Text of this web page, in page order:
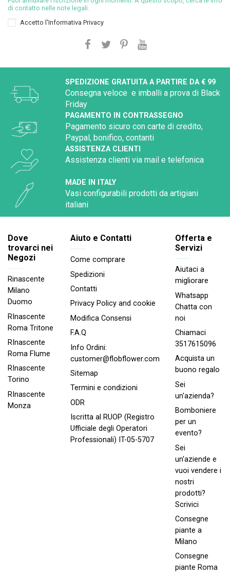
di contatto nelle note legali.
Accetto l'Informativa Privacy
SPEDIZIONE GRATUITA A PARTIRE DA € 99
Consegna veloce e imballi a prova di Black
Friday
PAGAMENTO IN CONTRASSEGNO
Pagamento sicuro con carte di credito,
Paypal, bonifico, contanti
ASSISTENZA CLIENTI
Assistenza clienti via mail e telefonica
MADE IN ITALY
Vasi configurabili prodotti da artigiani
italiani
Dove
trovarci nei
Negozi
Rinascente
Milano
Duomo
RInascente
Roma Tritone
RInascente
Roma FIume
RInascente
Torino
RInascente
Monza
Aiuto e Contatti
Come comprare
Spedizioni
Contatti
Privacy Policy and cookie
Modifica Consensi
F.A.Q
Info Ordini:
customer@flobflower.com
Sitemap
Termini e condizioni
ODR
Iscritta al RUOP (Registro
Ufficiale degli Operatori
Professionali) IT-05-5707
Offerta e
Servizi
Aiutaci a
migliorare
Whatsapp
Chatta con
noi
Chiamaci
3517615096
Acquista un
buono regalo
Sei
un'azienda?
Bomboniere
per un
evento?
Sei
un'aziende e
vuoi vendere i
nostri
prodotti?
Scrivici
Consegne
piante a
Milano
Consegne
piante Roma